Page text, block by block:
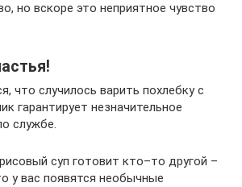
но вскоре это неприятное чувство
что случилось варить похлебку с
гарантирует незначительное
службе.
суп готовит кто–то другой –
у вас появятся необычные